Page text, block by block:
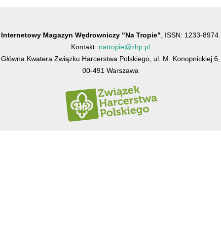
Internetowy Magazyn Wędrowniczy "Na Tropie" , ISSN: 1233-8974.
Kontakt: natropie@zhp.pl
Główna Kwatera Związku Harcerstwa Polskiego, ul. M. Konopnickiej 6,
00-491 Warszawa